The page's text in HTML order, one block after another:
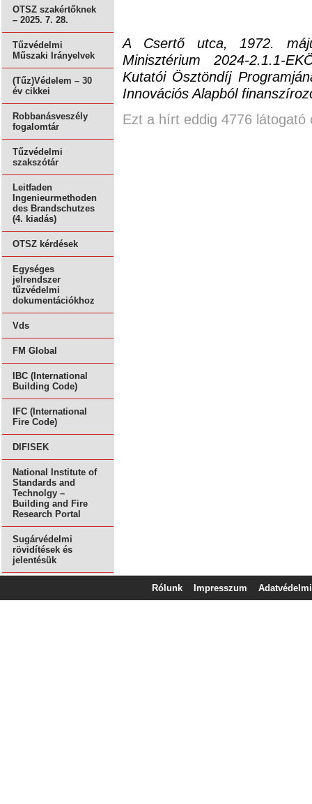
OTSZ szakértőknek
– 2025. 7. 28.
Tűzvédelmi
Műszaki Irányelvek
(Tűz)Védelem – 30
év cikkei
Robbanásveszély
fogalomtár
Tűzvédelmi
szakszótár
Leitfaden
Ingenieurmethoden
des Brandschutzes
(4. kiadás)
OTSZ kérdések
Egységes
jelrendszer
tűzvédelmi
dokumentációkhoz
Vds
FM Global
IBC (International
Building Code)
IFC (International
Fire Code)
DIFISEK
National Institute of
Standards and
Technolgy –
Building and Fire
Research Portal
Sugárvédelmi
rövidítések és
jelentésük
A Csertő utca, 1972.
Minisztérium 2024-2.1.1-
Kutatói Ösztöndíj
Innovációs Alapból
Ezt a hírt eddig 4776 látogató
Rólunk Impresszum